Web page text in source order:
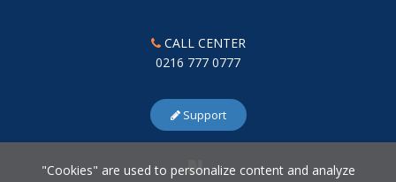
CALL CENTER
0216 777 0777
Support
"Cookies" are used to personalize content and analyze